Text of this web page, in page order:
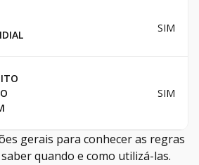
SIM
SIM
gerais para conhecer as regras
quando e como utilizá-las.